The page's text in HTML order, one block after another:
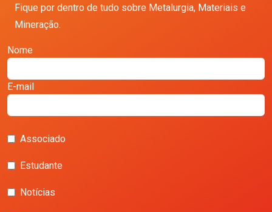
Fique por dentro de tudo sobre Metalurgia, Materiais e
Mineração.
Nome
E-mail
Associado
Estudante
Notícias